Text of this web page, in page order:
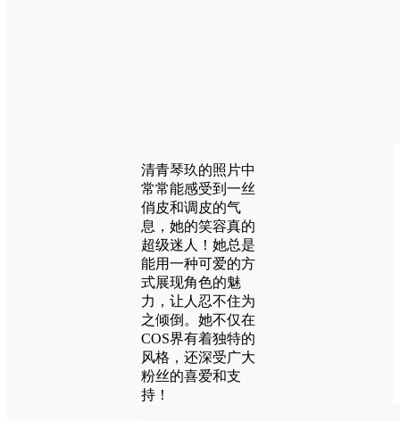
清青琴玖的照片中
常常能感受到一丝
俏皮和调皮的气
息，她的笑容真的
超级迷人！她总是
能用一种可爱的方
式展现角色的魅
力，让人忍不住为
之倾倒。她不仅在
COS界有着独特的
风格，还深受广大
粉丝的喜爱和支
持！